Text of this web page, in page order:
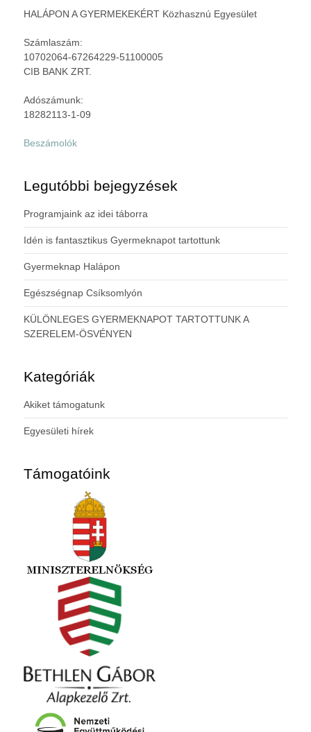
HALÁPON A GYERMEKEKÉRT Közhasznú Egyesület
Számlaszám:
10702064-67264229-51100005
CIB BANK ZRT.
Adószámunk:
18282113-1-09
Beszámolók
Legutóbbi bejegyzések
Programjaink az idei táborra
Idén is fantasztikus Gyermeknapot tartottunk
Gyermeknap Halápon
Egészségnap Csíksomlyón
KÜLÖNLEGES GYERMEKNAPOT TARTOTTUNK A
SZERELEM-ÖSVÉNYEN
Kategóriák
Akiket támogatunk
Egyesületi hírek
Támogatóink